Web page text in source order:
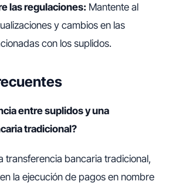
las regulaciones: Mantente al
y cambios en las
con los suplidos.
entre suplidos y una
tradicional?
transferencia bancaria tradicional,
la ejecución de pagos en nombre